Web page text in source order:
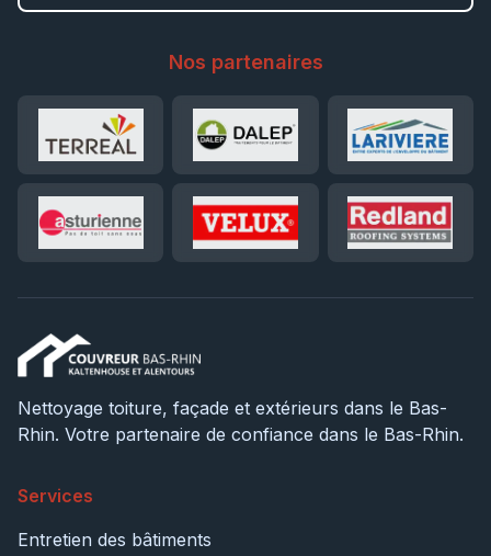
Nos partenaires
Nettoyage toiture, façade et extérieurs dans le Bas-
Rhin. Votre partenaire de confiance dans le Bas-Rhin.
Services
Entretien des bâtiments